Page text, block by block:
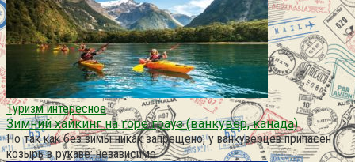
Туризм интересное
Зимний хайкинг на горе грауз (ванкувер, канада)
Но так как без зимы никак запрещено, у ванкуверцев припасен
козырь в рукаве: независимо